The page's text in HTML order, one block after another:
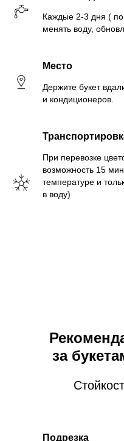
Каждые 2-3 дня (
менять воду,
Место
Держите букет
и кондиционеров.
При перевозке
возможность 15
температуре и
в воду)
за
Подрезка